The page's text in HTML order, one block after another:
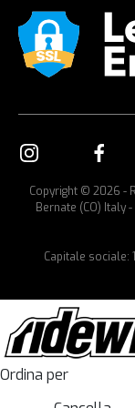
Copyright © 2026 -
Bernate (CO) Italy
Capitale sociale:
Ordina per